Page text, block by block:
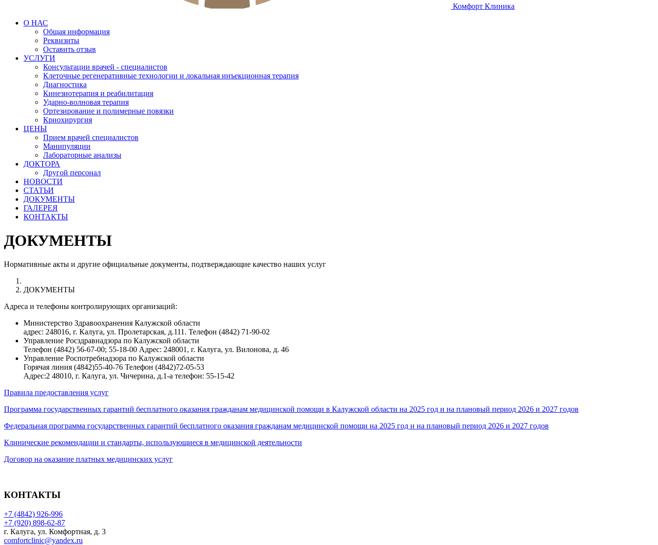
Комфорт Клиника
О НАС
Общая информация
Реквизиты
Оставить отзыв
УСЛУГИ
Консультации врачей - специалистов
Клеточные регенеративные технологии и локальная инъекционная терапия
Диагностика
Кинезиотерапия и реабилитация
Ударно-волновая терапия
Ортезирование и полимерные повязки
Криохирургия
ЦЕНЫ
Прием врачей специалистов
Манипуляции
Лабораторные анализы
ДОКТОРА
Другой персонал
НОВОСТИ
СТАТЬИ
ДОКУМЕНТЫ
ГАЛЕРЕЯ
КОНТАКТЫ
ДОКУМЕНТЫ
Нормативные акты и другие официальные документы, подтверждающие качество наших услуг
ДОКУМЕНТЫ
Адреса и телефоны контролирующих организаций:
Министерство Здравоохранения Калужской области
адрес: 248016, г. Калуга, ул. Пролетарская, д.111. Телефон (4842) 71-90-02
Управление Росздравнадзора по Калужской области
Телефон (4842) 56-67-00; 55-18-00 Адрес: 248001, г. Калуга, ул. Вилонова, д. 46
Управление Роспотребнадзора по Калужской области
Горячая линия (4842)55-40-76 Телефон (4842)72-05-53
Адрес:2 48010, г. Калуга, ул. Чичерина, д.1-а телефон: 55-15-42
Правила предоставления услуг
Программа государственных гарантий бесплатного оказания гражданам медицинской помощи в Калужской области на 2025 год и на плановый период 2026 и 2027 годов
Федеральная программа государственных гарантий бесплатного оказания гражданам медицинской помощи на 2025 год и на плановый период 2026 и 2027 годов
Клинические рекомендации и стандарты, использующиеся в медицинской деятельности
Договор на оказание платных медицинских услуг
КОНТАКТЫ
+7 (4842) 926-996
+7 (920) 898-62-87
г. Калуга, ул. Комфортная, д. 3
comfortclinic@yandex.ru